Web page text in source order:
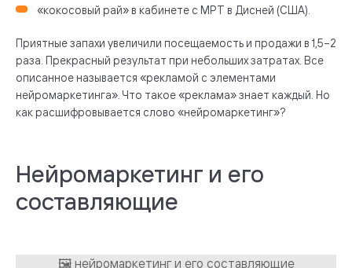
«кокосовый рай» в кабинете с МРТ в Дисней (США).
Приятные запахи увеличили посещаемость и продажи в 1,5–2
раза. Прекрасный результат при небольших затратах. Все
описанное называется «рекламой с элементами
нейромаркетинга». Что такое «реклама» знает каждый. Но
как расшифровывается слово «нейромаркетинг»?
Нейромаркетинг и его
составляющие